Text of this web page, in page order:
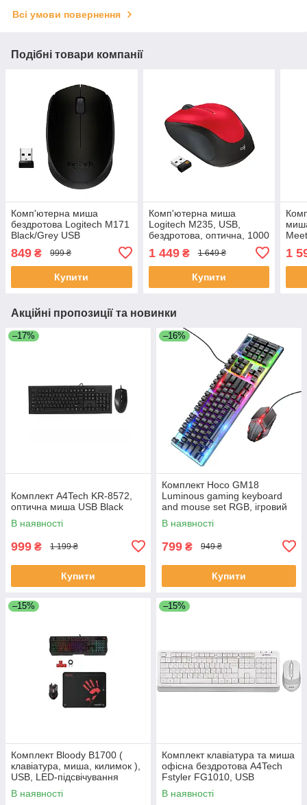
Всі умови повернення
Подібні товари компанії
Комп'ютерна миша
бездротова Logitech M171
Black/Grey USB
849 ₴ 999 ₴
Купити
Комп'ютерна миша
Logitech M235, USB,
бездротова, оптична, 1000
Red/Black
1 449₴ 1 649 ₴
Купити
1
Акційні пропозиції та новинки
–17%
Комплект A4Tech KR-8572,
оптична миша USB Black
В наявності
999 ₴ 1 199 ₴
Купити
–16%
Комплект Hoco GM18
Luminous gaming keyboard
and mouse set RGB, ігровий
Black
В наявності
799 ₴ 949 ₴
Купити
–15%
Комплект Bloody B1700 (
клавіатура, миша, килимок ),
USB, LED-підсвічування
клавіатури, LED
підсвічування корпуса миші
В наявності
–15%
Комплект клавіатура та миша
офісна бездротова A4Tech
Fstyler FG1010, USB
ресивер, біло сіра
В наявності